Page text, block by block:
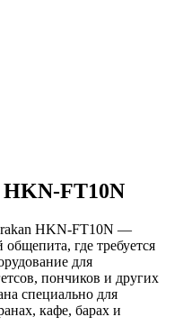
FT10N
HKN-FT10N —
где требуется
для
пончиков и других
специально для
кафе, барах и